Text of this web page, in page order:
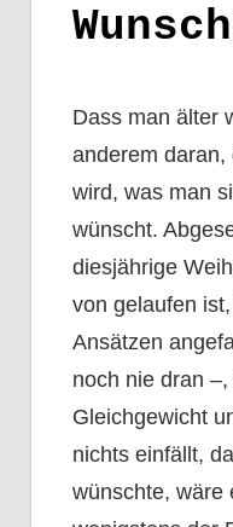
Dass man älter
anderem daran,
wird, was man
wünscht.
diesjährige
von gelaufen
Ansätzen
noch nie dran
Gleichgewicht
nichts einfällt,
wünschte, wäre